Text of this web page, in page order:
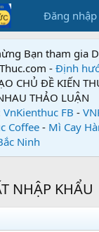
Đăng nhập
Bạn tham gia
- Định
CHỦ ĐỀ KIẾN
THẢO LUẬN
VnKienthuc FB -
Coffee- Mì Cay
Ninh
NHẬP KHẨU